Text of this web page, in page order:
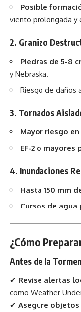
Posible
viento prolongada y
2. Granizo
Piedras de 5-8
y Nebraska.
Riesgo de daños a
3. Tornados
Mayor riesgo
EF-2 o mayores
4. Inundaciones
Hasta 150 mm
Cursos de
¿Cómo
Antes de la
✔ Revise alertas
como Weather
✔ Asegure